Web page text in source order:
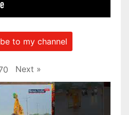
to my channel
Next »